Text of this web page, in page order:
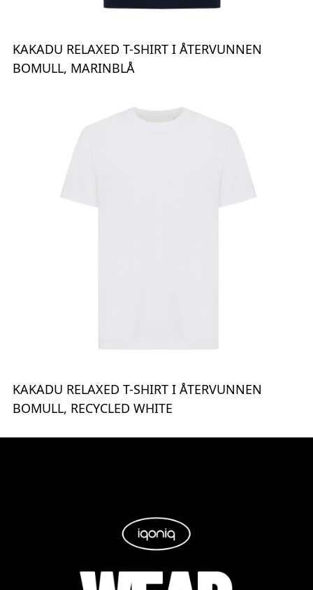
KAKADU RELAXED T-SHIRT I ÅTERVUNNEN
BOMULL, MARINBLÅ
KAKADU RELAXED T-SHIRT I ÅTERVUNNEN
BOMULL, RECYCLED WHITE